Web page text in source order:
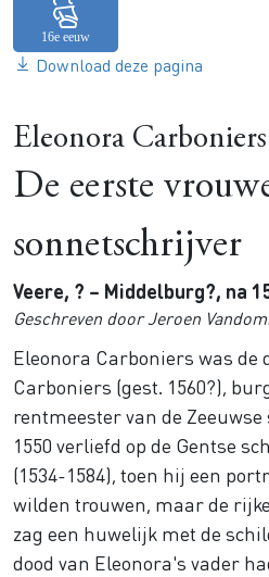
Download deze pagina
Eleonora Carboniers
De eerste
sonnetschrijver
Veere, ? – Middelburg?, na
Geschreven door Jeroen
Eleonora Carboniers was de
Carboniers (gest. 1560?),
rentmeester van de Zeeuwse
1550 verliefd op de Gentse
(1534-1584), toen hij een
wilden trouwen, maar de
zag een huwelijk met de
dood van Eleonora's vader